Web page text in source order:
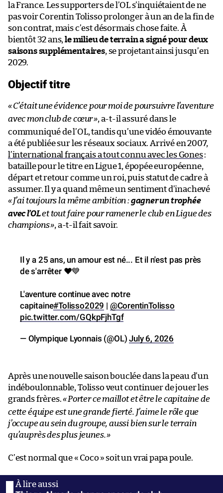
la France. Les supporters de l’OL s’inquiétaient de ne
pas voir Corentin Tolisso prolonger à un an de la fin de
son contrat, mais c’est désormais chose faite. À
bientôt 32 ans,le milieu de terrain a signé pour deux
saisons supplémentaires, se projetant ainsi jusqu’en
2029.
Objectif titre
«C’était une évidence pour moi de poursuivre l’aventure
avec mon club de cœur», a-t-il assuré dans le
communiqué de l’OL, tandis qu’une vidéo émouvante
a été publiée sur les réseaux sociaux. Arrivé en 2007,
l’international français a tout connu avec les Gones:
bataille pour le titre en Ligue 1, épopée européenne,
départ et retour comme un roi, puis statut de cadre à
assumer. Il y a quand même un sentiment d’inachevé
«J’ai toujours la même ambition :gagner un trophée
avec l’OLet tout faire pour ramener le club en Ligue des
champions», a-t-il fait savoir.
Il y a 25 ans, un amour est né... Et il n'est pas près
de s'arrêter ❤️💙
L'aventure continue avec notre
capitaine#Tolisso2029 | @CorentinTolisso
pic.twitter.com/GQkpFjhTgf
— Olympique Lyonnais (@OL)July 6, 2026
Après une nouvelle saison bouclée dans la peau d’un
indéboulonnable, Tolisso veut continuer de jouer les
grands frères.«Porter ce maillot et être le capitaine de
cette équipe est une grande fierté. J’aime le rôle que
j’occupe au sein du groupe, aussi bien sur le terrain
qu’auprès des plus jeunes.»
C’est normal que « Coco » soit un vrai papa poule.